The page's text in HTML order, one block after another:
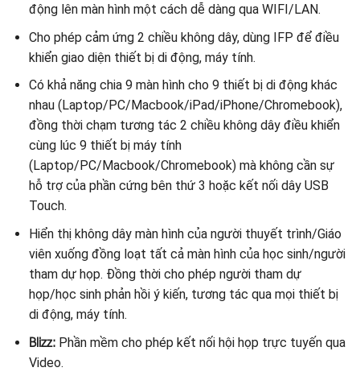
động lên màn hình một cách dễ dàng qua WIFI/LAN.
Cho phép cảm ứng 2 chiều không dây, dùng IFP để điều
khiển giao diện thiết bị di động, máy tính.
Có khả năng chia 9 màn hình cho 9 thiết bị di động khác
nhau (Laptop/PC/Macbook/iPad/iPhone/Chromebook),
đồng thời chạm tương tác 2 chiều không dây điều khiển
cùng lúc 9 thiết bị máy tính
(Laptop/PC/Macbook/Chromebook) mà không cần sự
hỗ trợ của phần cứng bên thứ 3 hoặc kết nối dây USB
Touch.
Hiển thị không dây màn hình của người thuyết trình/Giáo
viên xuống đồng loạt tất cả màn hình của học sinh/người
tham dự họp. Đồng thời cho phép người tham dự
họp/học sinh phản hồi ý kiến, tương tác qua mọi thiết bị
di động, máy tính.
Blizz: Phần mềm cho phép kết nối hội họp trực tuyến qua
Video.